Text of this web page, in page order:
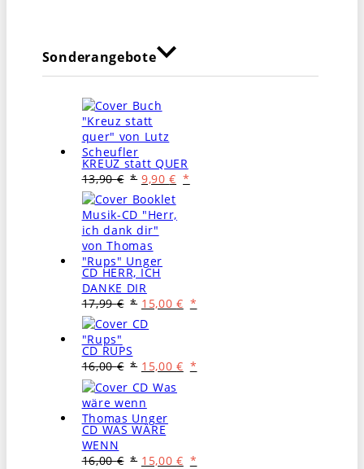
Sonderangebote
KREUZ statt QUER
13,90€
Ursprünglicher
Preis
war:
13,90 €
9,90€
CD HERR, ICH
DANKE DIR
17,99€
Ursprünglicher
Preis
war:
15,00€
CD RUPS
16,00€
Ursprünglicher
Preis
war:
16,00 €
15,00€
CD WAS WÄRE
WENN
16,00€
Ursprünglicher
15,00€